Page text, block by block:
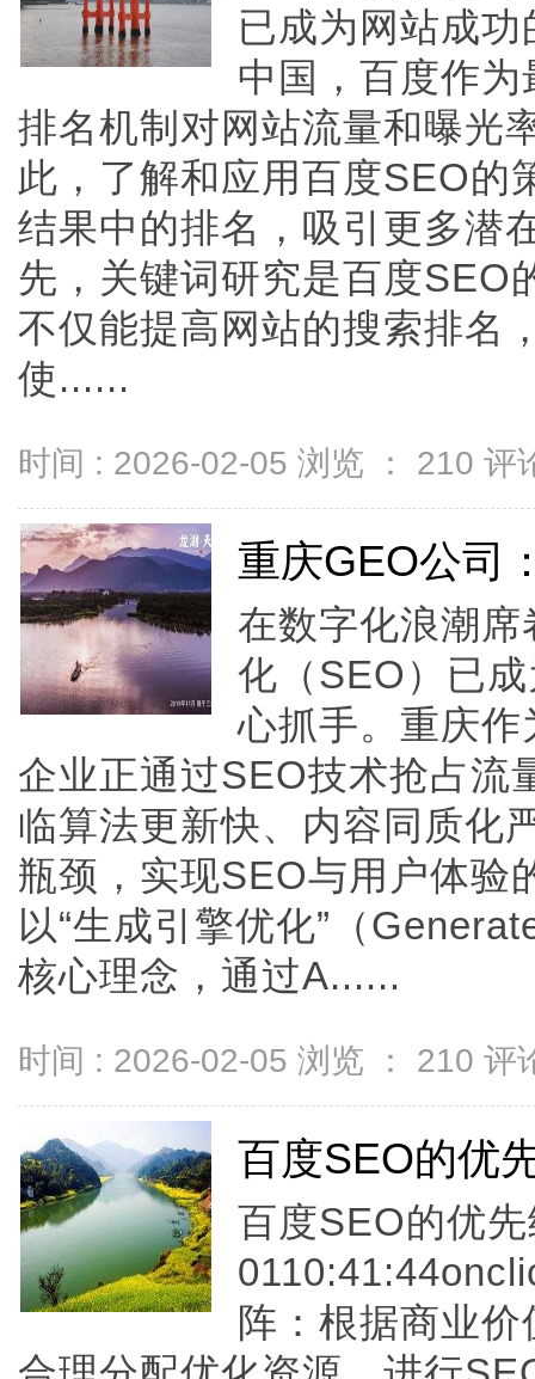
已成为网站成
中国，百度作
排名机制对网站流量和曝光
此，了解和应用百度SEO的
结果中的排名，吸引更多潜
先，关键词研究是百度SEO
不仅能提高网站的搜索排名
使......
时间 : 2026-02-05 浏览 ： 210 评
重庆GEO公司
在数字化浪潮
化（SEO）已
心抓手。重庆
企业正通过SEO技术抢占流
临算法更新快、内容同质化
瓶颈，实现SEO与用户体验
以“生成引擎优化”（
核心理念，通过A......
时间 : 2026-02-05 浏览 ： 210 评
百度SEO的优
百度SEO的优
阵：根据商业